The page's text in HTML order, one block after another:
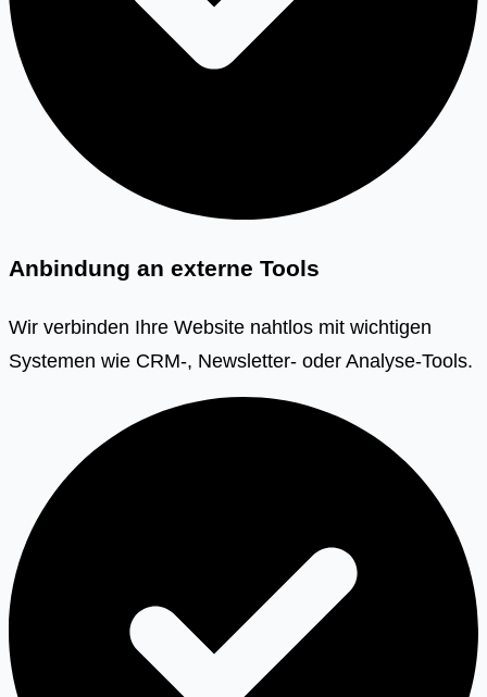
Anbindung an externe Tools
Wir verbinden Ihre Website nahtlos mit wichtigen
Systemen wie CRM-, Newsletter- oder Analyse-Tools.